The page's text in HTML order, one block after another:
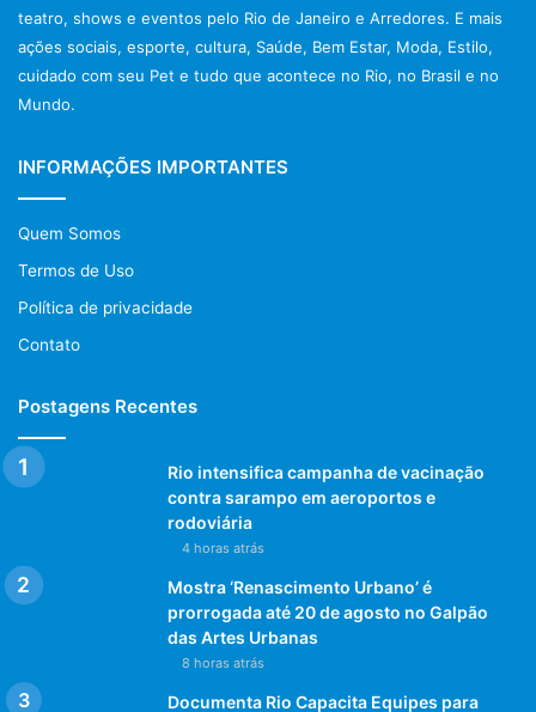
teatro, shows e eventos pelo Rio de Janeiro e Arredores. E mais
ações sociais, esporte, cultura, Saúde, Bem Estar, Moda, Estilo,
cuidado com seu Pet e tudo que acontece no Rio, no Brasil e no
Mundo.
INFORMAÇÕES IMPORTANTES
Quem Somos
Termos de Uso
Política de privacidade
Contato
Postagens Recentes
Rio intensifica campanha de vacinação
contra sarampo em aeroportos e
rodoviária
4 horas atrás
Mostra ‘Renascimento Urbano’ é
prorrogada até 20 de agosto no Galpão
das Artes Urbanas
8 horas atrás
Documenta Rio Capacita Equipes para